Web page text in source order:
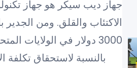
جهاز ديب سيكر هو جهاز
3000 دولار في الولايات المتحدة الأمريكية.
بالنسبة لاستحقاق